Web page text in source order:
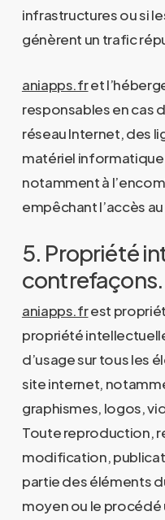
infrastructures ou si
génèrent un trafic
aniapps.fret
responsables en cas
réseau Internet, des
matériel
notamment à
empêchant l’accès
5. Propriété
contrefaçons.
aniapps.frest
propriété
d’usage sur tous les
site internet,
graphismes, logos,
Toute reproduction,
modification,
partie des éléments
moyen ou le